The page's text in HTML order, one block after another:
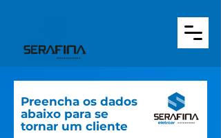
Preencha os dados
abaixo para se
tornar um cliente